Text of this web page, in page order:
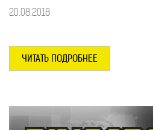
20.08.2018
ЧИТАТЬ ПОДРОБНЕЕ